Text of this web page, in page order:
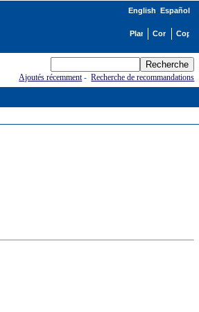
English Español
Ajoutés récemment-Recherche de recommandations